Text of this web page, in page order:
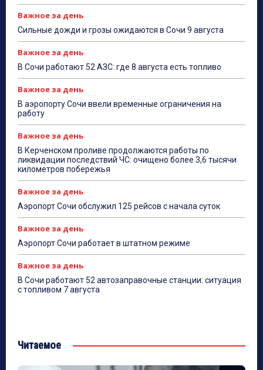
Важное за день
Сильные дожди и грозы ожидаются в Сочи 9 августа
Важное за день
В Сочи работают 52 АЗС: где 8 августа есть топливо
Важное за день
В аэропорту Сочи ввели временные ограничения на
работу
Важное за день
В Керченском проливе продолжаются работы по
ликвидации последствий ЧС: очищено более 3,6 тысячи
километров побережья
Важное за день
Аэропорт Сочи обслужил 125 рейсов с начала суток
Важное за день
Аэропорт Сочи работает в штатном режиме
Важное за день
В Сочи работают 52 автозаправочные станции: ситуация
с топливом 7 августа
Читаемое